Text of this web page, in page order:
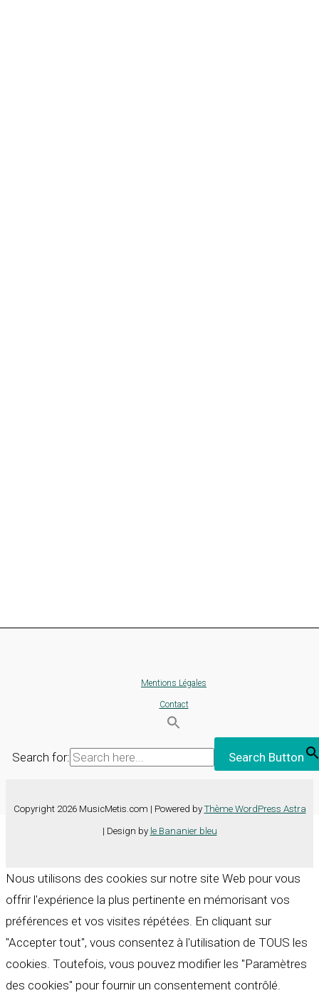
Mentions Légales
Contact
Search for: Search Button
Copyright 2026 MusicMetis.com | Powered by Thème WordPress Astra
| Design by le Bananier bleu
Nous utilisons des cookies sur notre site Web pour vous
offrir l'expérience la plus pertinente en mémorisant vos
préférences et vos visites répétées. En cliquant sur
"Accepter tout", vous consentez à l'utilisation de TOUS les
cookies. Toutefois, vous pouvez modifier les "Paramètres
des cookies" pour fournir un consentement contrôlé.